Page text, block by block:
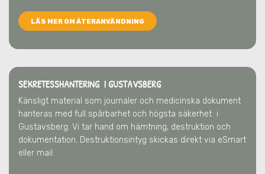
LÄS MER OM ÅTERANVÄNDNING
SEKRETESSHANTERING I GUSTAVSBERG
Känsligt material som journaler och medicinska dokument
hanteras med full spårbarhet och högsta säkerhet i
Gustavsberg. Vi tar hand om hämtning, destruktion och
dokumentation. Destruktionsintyg skickas direkt via eSmart
eller mail.